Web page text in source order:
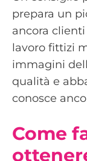
prepara un
ancora
lavoro fittizi
immagini
qualità e
conosce
Come